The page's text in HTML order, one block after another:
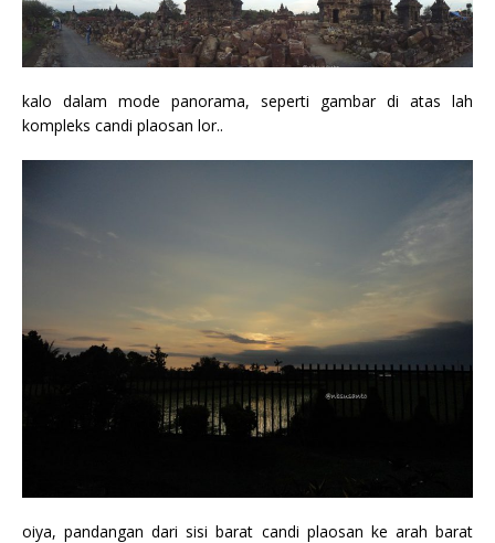
kalo dalam mode panorama, seperti gambar di atas lah
kompleks candi plaosan lor..
oiya, pandangan dari sisi barat candi plaosan ke arah barat